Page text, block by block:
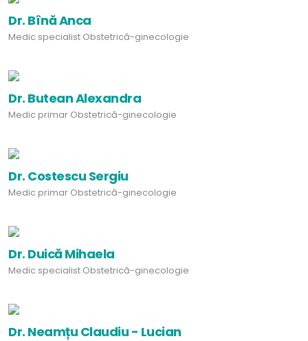
Dr. Bînă Anca
Medic specialist Obstetrică-ginecologie
Dr. Butean Alexandra
Medic primar Obstetrică-ginecologie
Dr. Costescu Sergiu
Medic primar Obstetrică-ginecologie
Dr. Duică Mihaela
Medic specialist Obstetrică-ginecologie
Dr. Neamțu Claudiu - Lucian